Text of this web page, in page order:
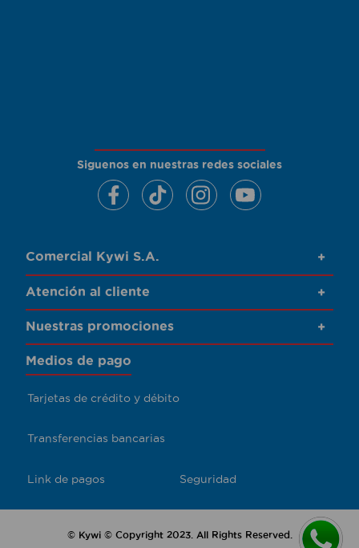
Siguenos en nuestras redes sociales
Comercial Kywi S.A. +
Atención al cliente +
Nuestras promociones +
Medios de pago
Tarjetas de crédito y débito
Transferencias bancarias
Link de pagos Seguridad
© Kywi © Copyright 2023. All Rights Reserved.